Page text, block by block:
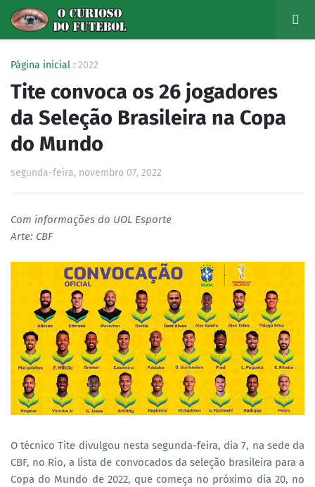
Página inicial 2022
Tite convoca os 26 jogadores
da Seleção Brasileira na Copa
do Mundo
segunda-feira, novembro 07, 2022
Com informações do UOL Esporte
Arte: CBF
O técnico Tite divulgou nesta segunda-feira, dia 7, na sede da
CBF, no Rio, a lista de convocados da seleção brasileira para a
Copa do Mundo de 2022, que começa no próximo dia 20, no